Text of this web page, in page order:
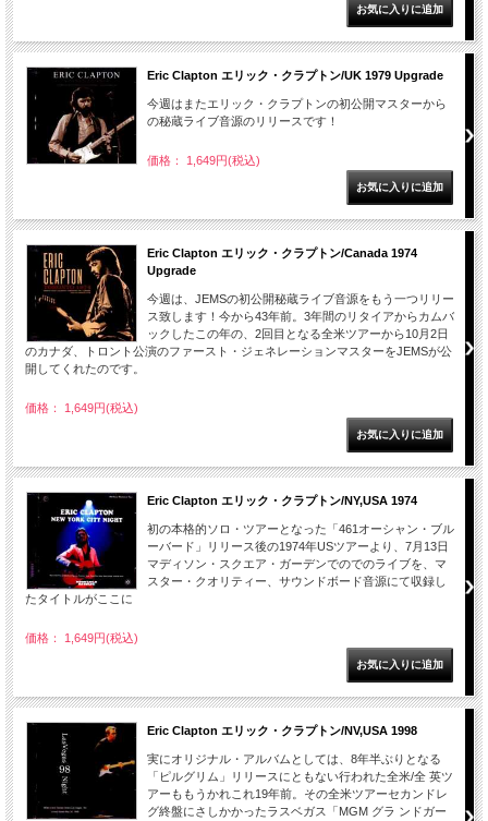
Eric Clapton エリック・クラプトン/UK 1979 Upgrade
今週はまたエリック・クラプトンの初公開マスターから
の秘蔵ライブ音源のリリースです！
価格： 1,649円(税込)
Eric Clapton エリック・クラプトン/Canada 1974
Upgrade
今週は、JEMSの初公開秘蔵ライブ音源をもう一つリリー
ス致します！今から43年前。3年間のリタイアからカムバ
ックしたこの年の、2回目となる全米ツアーから10月2日
のカナダ、トロント公演のファースト・ジェネレーションマスターをJEMSが公
開してくれたのです。
価格： 1,649円(税込)
Eric Clapton エリック・クラプトン/NY,USA 1974
初の本格的ソロ・ツアーとなった「461オーシャン・ブル
ーバード」リリース後の1974年USツアーより、7月13日
マディソン・スクエア・ガーデンでのでのライブを、マ
スター・クオリティー、サウンドボード音源にて収録し
たタイトルがここに
価格： 1,649円(税込)
Eric Clapton エリック・クラプトン/NV,USA 1998
実にオリジナル・アルバムとしては、8年半ぶりとなる
「ピルグリム」リリースにともない行われた全米/全 英ツ
アーももうかれこれ19年前。その全米ツアーセカンドレ
グ終盤にさしかかったラスベガス「MGM グラ ンドガー